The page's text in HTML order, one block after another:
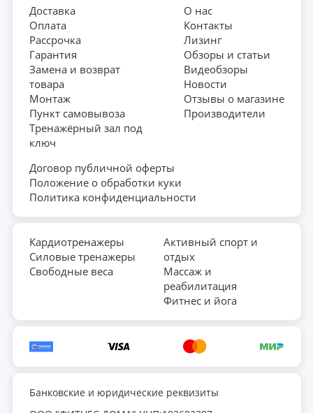
Доставка
Оплата
Рассрочка
Гарантия
Замена и возврат
товара
Монтаж
Пункт самовывоза
Тренажёрный зал под
ключ
О нас
Контакты
Лизинг
Обзоры и статьи
Видеобзоры
Новости
Отзывы о магазине
Производители
Договор публичной оферты
Положение о обработки куки
Политика конфиденциальности
Кардиотренажеры
Силовые тренажеры
Свободные веса
Активный спорт и
отдых
Массаж и
реабилитация
Фитнес и йога
Банковские и юридические реквизиты